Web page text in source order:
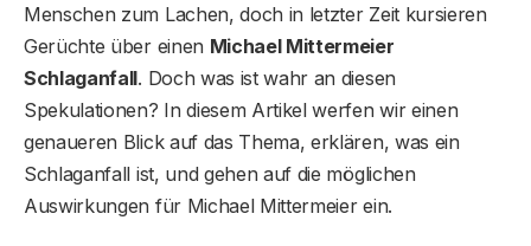
Menschen zum Lachen, doch in letzter Zeit kursieren
Gerüchte über einen Michael Mittermeier
Schlaganfall. Doch was ist wahr an diesen
Spekulationen? In diesem Artikel werfen wir einen
genaueren Blick auf das Thema, erklären, was ein
Schlaganfall ist, und gehen auf die möglichen
Auswirkungen für Michael Mittermeier ein.